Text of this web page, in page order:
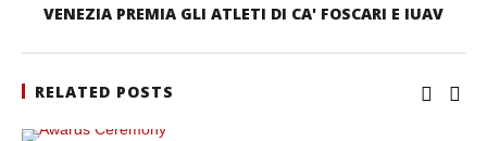
VENEZIA PREMIA GLI ATLETI DI CA' FOSCARI E IUAV
RELATED POSTS